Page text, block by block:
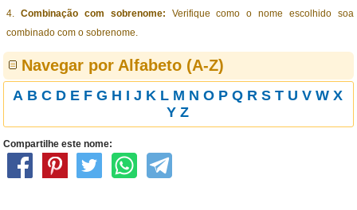
Combinação com sobrenome: Verifique como o nome escolhido soa
combinado com o sobrenome.
Navegar por Alfabeto (A-Z)
A B C D E F G H I J K L M N O P Q R S T U V W X
Y Z
Compartilhe este nome: